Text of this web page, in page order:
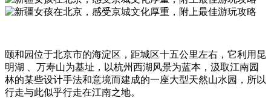
颐和园位于北京市的海淀区，距城区十五公里左右，它利用昆
明湖 、万寿山为基址，以杭州西湖风景为蓝本，汲取江南园
林的某些设计手法和意境而建成的一座大型天然山水园，所以
行走与此似乎行走在江南之地。